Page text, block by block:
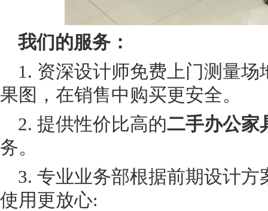
我们的服务：
1. 资深设计师免费上门测量
果图，在销售中购买更安全。
2. 提供性价比高的二手办公家
务。
3. 专业业务部根据前期设计
使用更放心: